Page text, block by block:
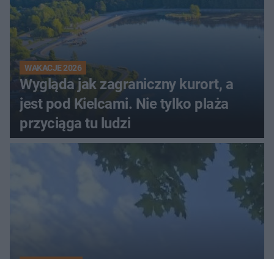
WAKACJE 2026
Wygląda jak zagraniczny kurort, a
jest pod Kielcami. Nie tylko plaża
przyciąga tu ludzi